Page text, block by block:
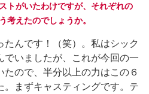
トがいたわけですが、それぞれの
考えたのでしょうか。
んです！（笑）。私はシック
でいましたが、これが今回の一
ので、半分以上の力はこの６
。まずキャスティングです。テ